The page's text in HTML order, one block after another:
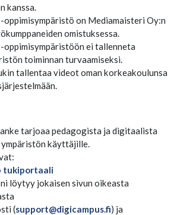
kanssa.
oppimisympäristö on Mediamaisteri Oy:n
omistuksessa.
oppimisympäristöön ei tallenneta
toiminnan turvaamiseksi.
tallentaa videot oman korkeakoulunsa
tarjoaa pedagogista ja digitaalista
käyttäjille.
tukiportaali
löytyy jokaisen sivun oikeasta
(support@digicampus.fi) ja